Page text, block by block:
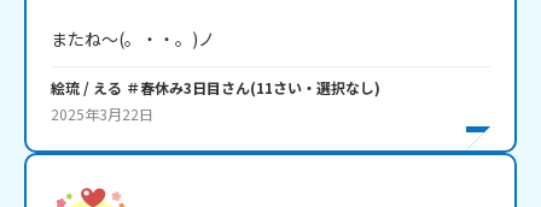
またね～(。・・。)ノ
絵琉 / える ＃春休み3日目さん(11さい・ 選択なし)
2025年3月22日